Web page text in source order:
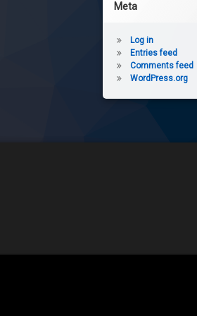
Meta
Log in
Entries feed
Comments feed
WordPress.org